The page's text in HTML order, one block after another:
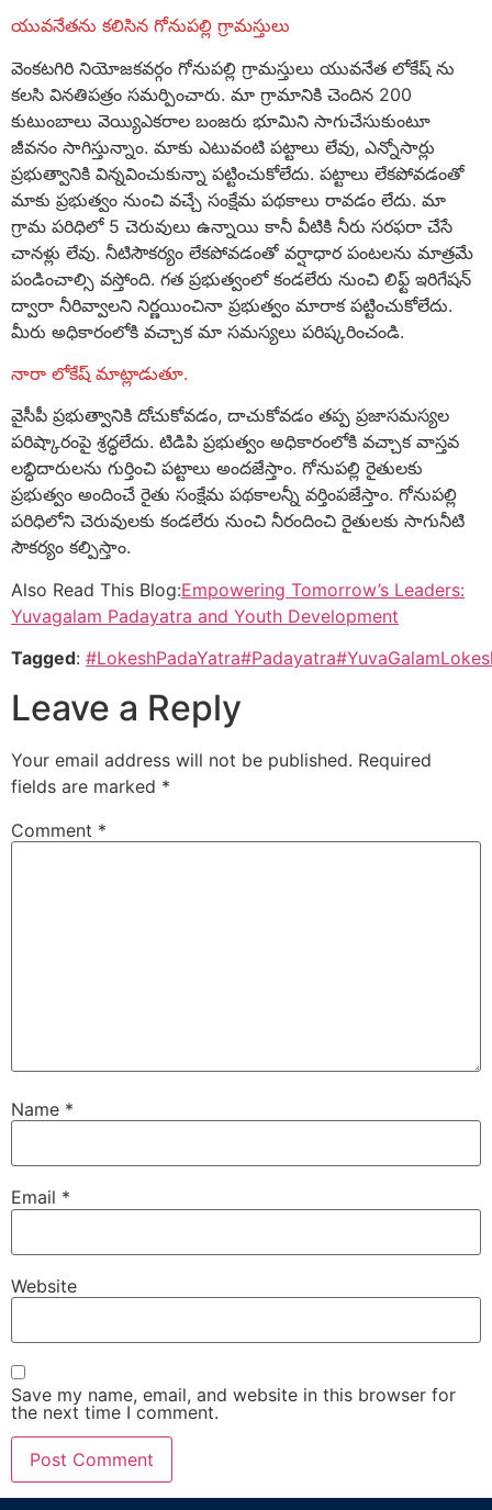
యువనేతను కలిసిన గోనుపల్లి గ్రామస్తులు
వెంకటగిరి నియోజకవర్గం గోనుపల్లి గ్రామస్తులు యువనేత లోకేష్ ను
కలసి వినతిపత్రం సమర్పించారు. మా గ్రామానికి చెందిన 200
కుటుంబాలు వెయ్యిఎకరాల బంజరు భూమిని సాగుచేసుకుంటూ
జీవనం సాగిస్తున్నాం. మాకు ఎటువంటి పట్టాలు లేవు, ఎన్నోసార్లు
ప్రభుత్వానికి విన్నవించుకున్నా పట్టించుకోలేదు. పట్టాలు లేకపోవడంతో
మాకు ప్రభుత్వం నుంచి వచ్చే సంక్షేమ పథకాలు రావడం లేదు. మా
గ్రామ పరిధిలో 5 చెరువులు ఉన్నాయి కానీ వీటికి నీరు సరఫరా చేసే
చానళ్లు లేవు. నీటిసౌకర్యం లేకపోవడంతో వర్షాధార పంటలను మాత్రమే
పండించాల్సి వస్తోంది. గత ప్రభుత్వంలో కండలేరు నుంచి లిఫ్ట్ ఇరిగేషన్
ద్వారా నీరివ్వాలని నిర్ణయించినా ప్రభుత్వం మారాక పట్టించుకోలేదు.
మీరు అధికారంలోకి వచ్చాక మా సమస్యలు పరిష్కరించండి.
నారా లోకేష్ మాట్లాడుతూ.
వైసీపీ ప్రభుత్వానికి దోచుకోవడం, దాచుకోవడం తప్ప ప్రజాసమస్యల
పరిష్కారంపై శ్రద్ధలేదు. టిడిపి ప్రభుత్వం అధికారంలోకి వచ్చాక వాస్తవ
లబ్ధిదారులను గుర్తించి పట్టాలు అందజేస్తాం. గోనుపల్లి రైతులకు
ప్రభుత్వం అందించే రైతు సంక్షేమ పథకాలన్నీ వర్తింపజేస్తాం. గోనుపల్లి
పరిధిలోని చెరువులకు కండలేరు నుంచి నీరందించి రైతులకు సాగునీటి
సౌకర్యం కల్పిస్తాం.
Also Read This Blog:Empowering Tomorrow’s Leaders:
Yuvagalam Padayatra and Youth Development
Tagged: #LokeshPadaYatra#Padayatra
Leave a Reply
Your email address will not be published. Required
fields are marked *
Comment *
Name *
Email *
Website
Save my name, email, and website in this browser for
the next time I comment.